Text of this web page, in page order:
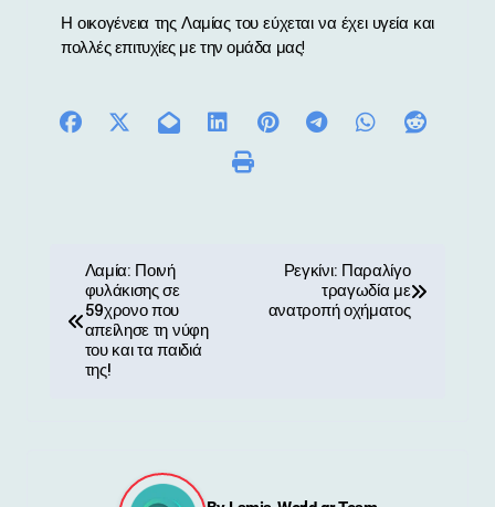
Η οικογένεια της Λαμίας του εύχεται να έχει υγεία και
πολλές επιτυχίες με την ομάδα μας!
Λαμία: Ποινή
φυλάκισης σε
59χρονο που
απείλησε τη νύφη
του και τα παιδιά
της!
Ρεγκίνι: Παραλίγο
τραγωδία με
ανατροπή οχήματος